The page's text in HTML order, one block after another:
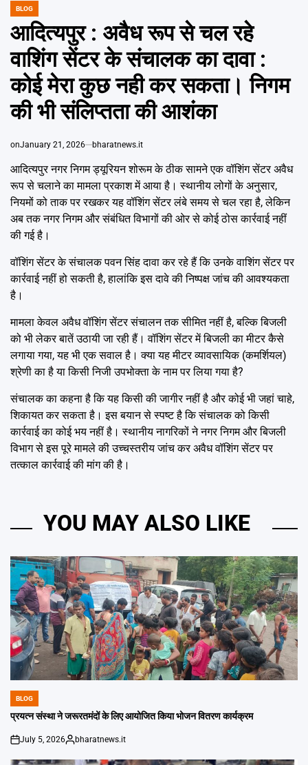
POSTED
BLOG
आदित्यपुर : अवैध रूप से चल रहे
वाशिंग सेंटर के संचालक का दावा :
कोई मेरा कुछ नही कर सकता। निगम
की भी संलिप्तता की आशंका
onJanuary 21, 2026 bharatnews.it
आदित्यपुर नगर निगम ड्यूरियन शोरूम के ठीक सामने एक वॉशिंग सेंटर अवैध
रूप से चलाने का मामला प्रकाश में आया है। स्थानीय लोगों के अनुसार,
नियमों को ताक पर रखकर यह वॉशिंग सेंटर लंबे समय से चल रहा है, लेकिन
अब तक नगर निगम और संबंधित विभागों की ओर से कोई ठोस कार्रवाई नहीं
की गई है।
वॉशिंग सेंटर के संचालक पवन सिंह दावा कर रहे हैं कि उनके वाशिंग सेंटर पर
कार्रवाई नहीं हो सकती है, हालांकि इस दावे की निष्पक्ष जांच की आवश्यकता
है।
मामला केवल अवैध वॉशिंग सेंटर संचालन तक सीमित नहीं है, बल्कि बिजली
को भी लेकर बातें उठायी जा रही हैं। वॉशिंग सेंटर में बिजली का मीटर कैसे
लगाया गया, यह भी एक सवाल है। क्या यह मीटर व्यावसायिक (कमर्शियल)
श्रेणी का है या किसी निजी उपभोक्ता के नाम पर लिया गया है?
संचालक का कहना है कि यह किसी की जागीर नहीं है और कोई भी जहां चाहे,
शिकायत कर सकता है। इस बयान से स्पष्ट है कि संचालक को किसी
कार्रवाई का कोई भय नहीं है। स्थानीय नागरिकों ने नगर निगम और बिजली
विभाग से इस पूरे मामले की उच्चस्तरीय जांच कर अवैध वॉशिंग सेंटर पर
तत्काल कार्रवाई की मांग की है।
YOU MAY ALSO LIKE
POSTED
IN
BLOG
प्रयत्न संस्था ने जरूरतमंदों के लिए आयोजित किया भोजन वितरण कार्यक्रम
on
July 5, 2026
Posted
bharatnews.it